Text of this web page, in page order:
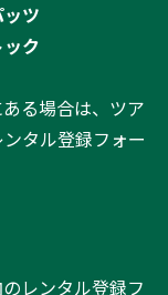
ツ
ク
る場合は、ツア
タル登録フォー
レンタル登録フ